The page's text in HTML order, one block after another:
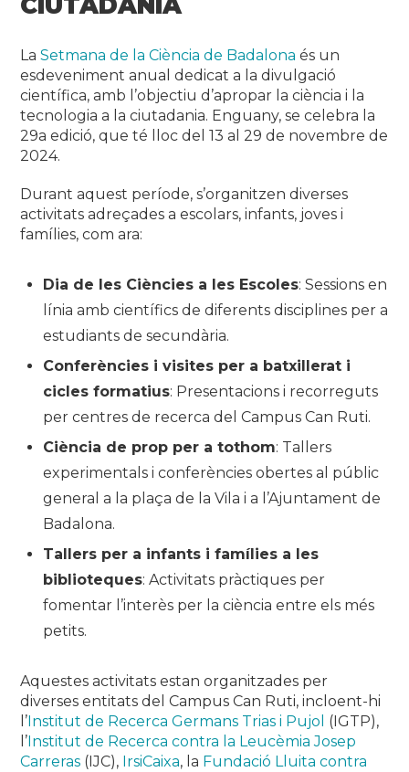
LaSetmana de la Ciència de Badalona és un
esdeveniment anual dedicat a la divulgació
científica, amb l’objectiu d’apropar la ciència i la
tecnologia a la ciutadania. Enguany, se celebra la
29a edició, que té lloc del 13 al 29 de novembre de
2024.
Durant aquest període, s’organitzen diverses
activitats adreçades a escolars, infants, joves i
famílies, com ara:
Dia de les Ciències a les Escoles: Sessions en
línia amb científics de diferents disciplines per a
estudiants de secundària.
Conferències i visites per a batxillerat i
cicles formatius: Presentacions i recorreguts
per centres de recerca del Campus Can Ruti.
Ciència de prop per a tothom: Tallers
experimentals i conferències obertes al públic
general a la plaça de la Vila i a l’Ajuntament de
Badalona.
Tallers per a infants i famílies a les
biblioteques: Activitats pràctiques per
fomentar l’interès per la ciència entre els més
petits.
Aquestes activitats estan organitzades per
diverses entitats del Campus Can Ruti, incloent-hi
l’ Institut de Recerca Germans Trias i Pujol (IGTP),
l’ Institut de Recerca contra la Leucèmia Josep
Carreras (IJC), IrsiCaixa, la Fundació Lluita contra